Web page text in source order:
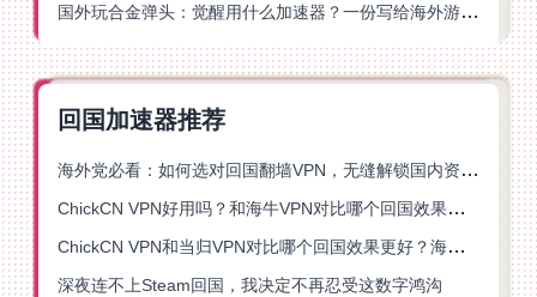
国外玩合金弹头：觉醒用什么加速器？一份写给海外游子的畅玩指南
回国加速器推荐
海外党必看：如何选对回国翻墙VPN，无缝解锁国内资源？
ChickCN VPN好用吗？和海牛VPN对比哪个回国效果更好？
ChickCN VPN和当归VPN对比哪个回国效果更好？海外党亲测后选了它
深夜连不上Steam回国，我决定不再忍受这数字鸿沟